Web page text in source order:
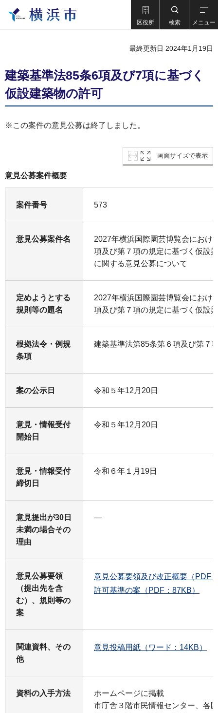
区役所 検索 メニュー
最終更新日 2024年1月19日
建築基準法85条6項及び7項に基づく
仮設建築物の許可
※この案件の意見公募は終了しました。
画面サイズで表示
意見公募案件概要
案件番号 573
意見公募案件名
2027年横浜国際園芸博覧会におけ
項及び第７項の規定に基づく仮設
に関する意見公募について
定めようとする
規則等の題名
2027年横浜国際園芸博覧会におけ
項及び第７項の規定に基づく仮設
根拠法令・例規
条項
建築基準法第85条第６項及び第７
案の公示日 令和５年12月20日
意見・情報受付
開始日
令和５年12月20日
意見・情報受付
締切日
令和６年１月19日
意見提出が30日
未満の場合その
理由
―
意見公募要領
（提出先を含
む）、規則等の
案
意見公募要領及び改正概要（PDF
許可基準の案（PDF：87KB）
関連資料、その
他
意見投稿用紙（ワード：14KB）
資料の入手方法
ホームページに掲載
市庁舎３階市民情報センター、各